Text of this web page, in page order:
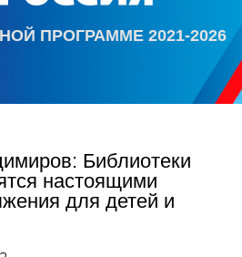
ПРОГРАММЕ 2021-2026
Библиотеки
настоящими
для детей и